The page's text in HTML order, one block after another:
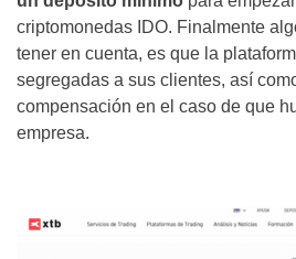
criptomonedas IDO. Finalmente
tener en cuenta, es que la
segregadas a sus clientes, así
compensación en el caso de que
empresa.